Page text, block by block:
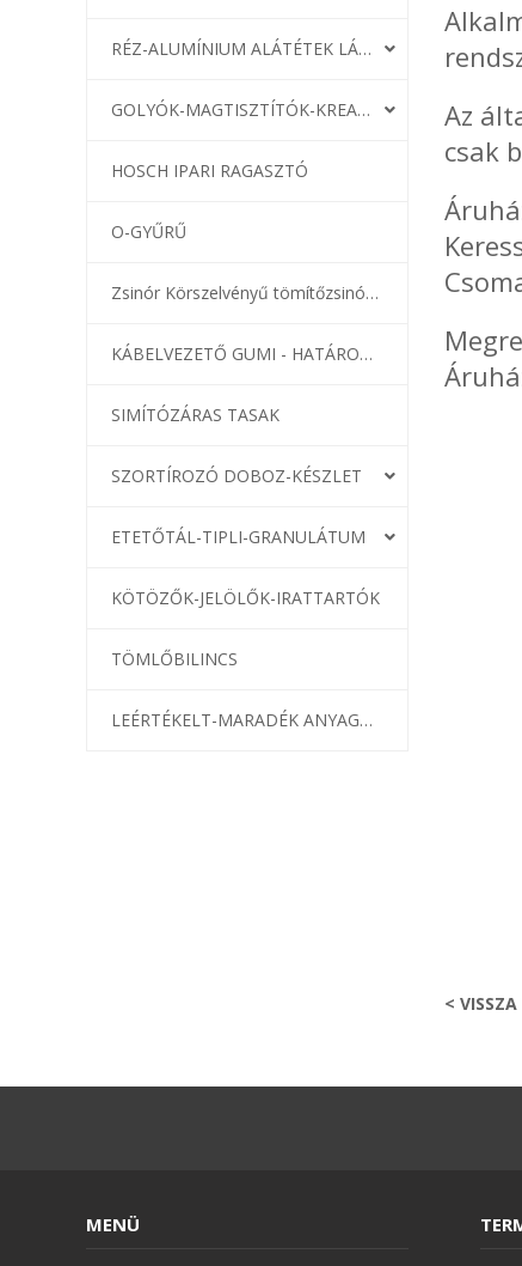
RÉZ-ALUMÍNIUM ALÁTÉTEK LÁGYÍTVA
GOLYÓK-MAGTISZTÍTÓK-KREATÍV
HOSCH IPARI RAGASZTÓ
O-GYŰRŰ
Zsinór Körszelvényű tömítőzsinórok
KÁBELVEZETŐ GUMI - HATÁROLÓK
SIMÍTÓZÁRAS TASAK
SZORTÍROZÓ DOBOZ-KÉSZLET
ETETŐTÁL-TIPLI-GRANULÁTUM
KÖTÖZŐK-JELÖLŐK-IRATTARTÓK
TÖMLŐBILINCS
LEÉRTÉKELT-MARADÉK ANYAGOK
Az
csak
< VISSZA
MENÜ